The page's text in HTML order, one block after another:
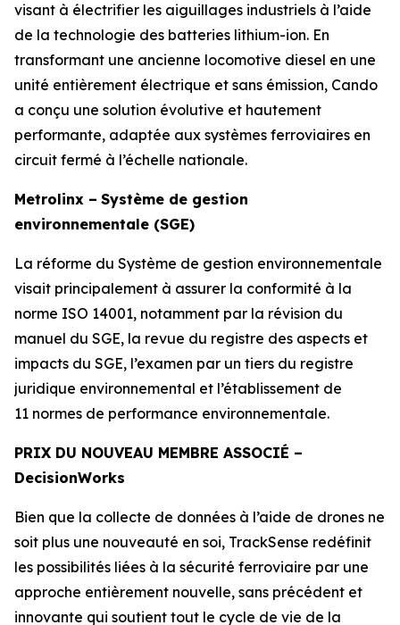
visant à électrifier les aiguillages industriels à l’aide
de la technologie des batteries lithium-ion. En
transformant une ancienne locomotive diesel en une
unité entièrement électrique et sans émission, Cando
a conçu une solution évolutive et hautement
performante, adaptée aux systèmes ferroviaires en
circuit fermé à l’échelle nationale.
Metrolinx – Système de gestion
environnementale (SGE)
La réforme du Système de gestion environnementale
visait principalement à assurer la conformité à la
norme ISO 14001, notamment par la révision du
manuel du SGE, la revue du registre des aspects et
impacts du SGE, l’examen par un tiers du registre
juridique environnemental et l’établissement de
11 normes de performance environnementale.
PRIX DU NOUVEAU MEMBRE ASSOCIÉ –
DecisionWorks
Bien que la collecte de données à l’aide de drones ne
soit plus une nouveauté en soi, TrackSense redéfinit
les possibilités liées à la sécurité ferroviaire par une
approche entièrement nouvelle, sans précédent et
innovante qui soutient tout le cycle de vie de la